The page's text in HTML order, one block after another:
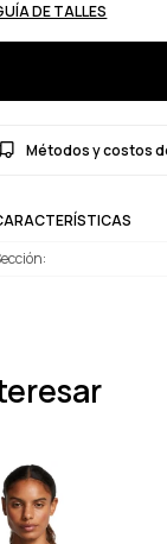
DE TALLES
Métodos y costos